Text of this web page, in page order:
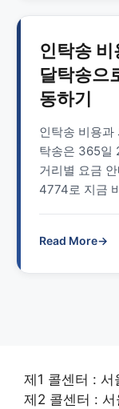
인탁송 비
달탁송으
동하기
인탁송 비용과
탁송은 365일
거리별 요금
4774로 지금
Read More→
제1 콜센터 :
제2 콜센터 :